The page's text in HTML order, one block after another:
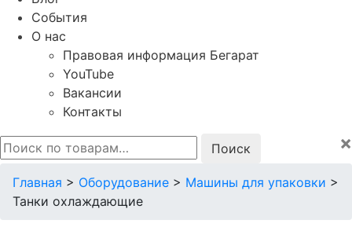
События
О нас
Правовая информация Бегарат
YouTube
Вакансии
Контакты
Искать:
×
Главная > Оборудование > Машины для упаковки >
Танки охлаждающие